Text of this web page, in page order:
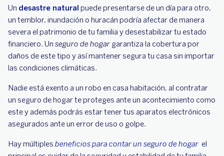
Un desastre natural puede presentarse de un día para otro,
un temblor, inundación o huracán podría afectar de manera
severa el patrimonio de tu familia y desestabilizar tu estado
financiero. Un seguro de hogar garantiza la cobertura por
daños de este tipo y así mantener segura tu casa sin importar
las condiciones climáticas.
Nadie está exento a un robo en casa habitación, al contratar
un seguro de hogar te proteges ante un acontecimiento como
este y además podrás estar tener tus aparatos electrónicos
asegurados ante un error de uso o golpe.
Hay múltiples beneficios para contar un seguro de hogar el